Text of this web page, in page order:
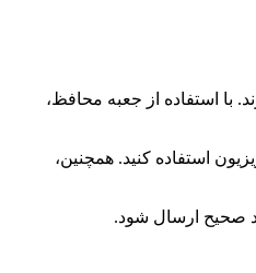
با استفاده از جعبه محافظ،
استفاده کنید. همچنین،
صحیح ارسال شود.